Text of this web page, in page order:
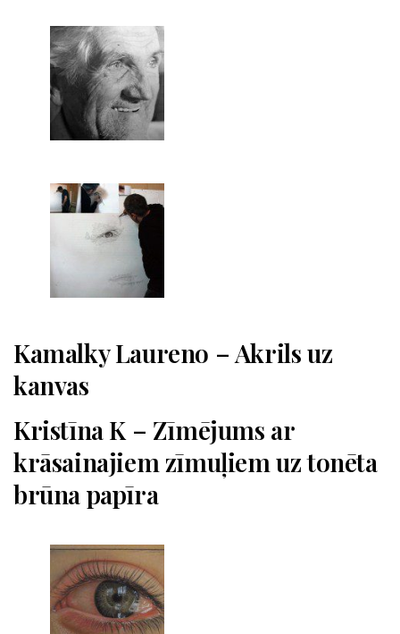
Kamalky Laureno – Akrils uz
kanvas
Kristīna K – Zīmējums ar
krāsainajiem zīmuļiem uz tonēta
brūna papīra